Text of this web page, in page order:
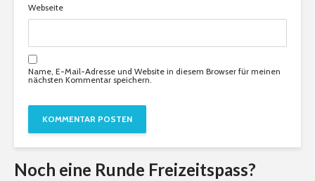
Webseite
Name, E-Mail-Adresse und Website in diesem Browser für meinen
nächsten Kommentar speichern.
Noch eine Runde Freizeitspass?